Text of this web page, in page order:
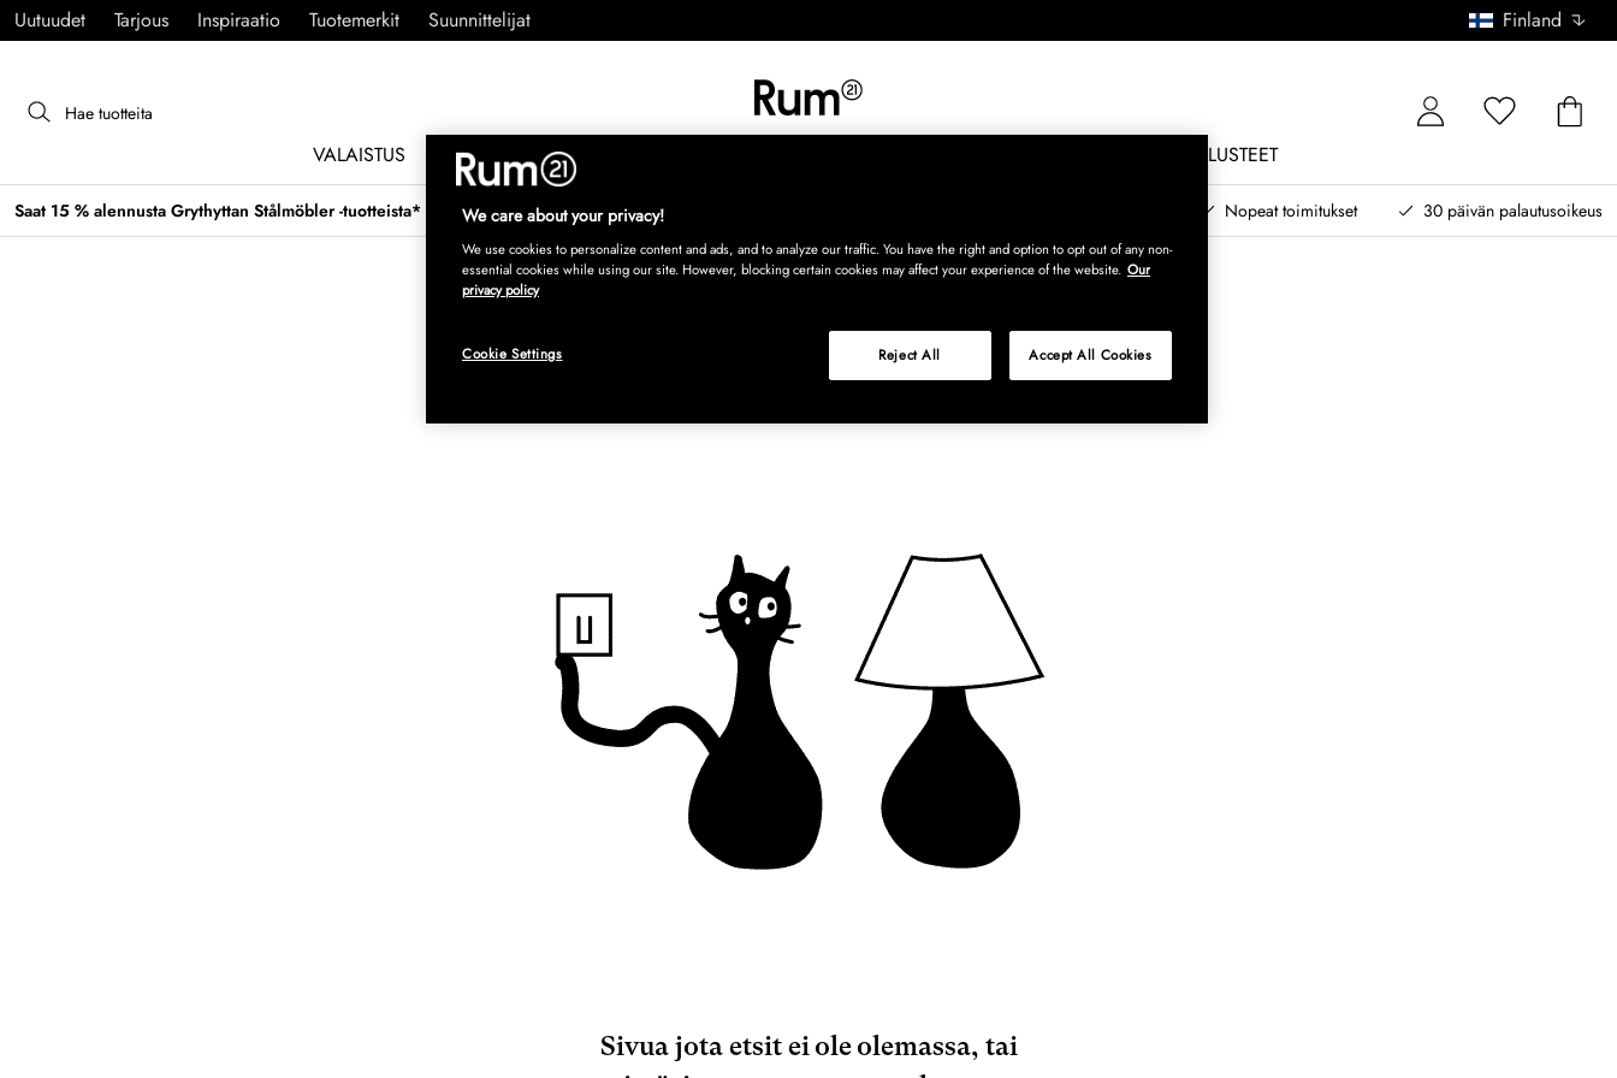
Uutuudet Tarjous Inspiraatio Tuotemerkit Suunnittelijat Finland
VALAISTUS HUONEKALUT ULKOKALUSTEET
Saat 15 % alennusta Grythyttan Stålmöbler -tuotteista* → Nopeat toimitukset 30 päivän palautusoikeus
Sivua jota etsit ei ole olemassa, tai
We care about your privacy!
We use cookies to personalize content and ads, and to analyze our traffic. You have the right and option to opt out of any non-
essential cookies while using our site. However, blocking certain cookies may affect your experience of the website. Our
privacy policy
Reject All Accept All Cookies
Cookie Settings